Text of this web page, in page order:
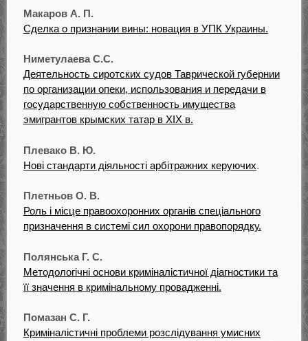
Макаров А. П.
Сделка о признании вины: новация в УПК Украины.
Ниметулаева С.С.
Деятельность сиротских судов Таврической губернии
по организации опеки, использования и передачи в
государственную собственность имущества
эмигрантов крымских татар в XIX в.
Плевако В. Ю.
Нові стандарти діяльності арбітражних керуючих.
Плетньов О. В.
Роль і місце правоохоронних органів спеціального
призначення в системі сил охорони правопорядку.
Полянська Г. С.
Методологічні основи криміналістичної діагностики та
її значення в кримінальному провадженні.
Помазан С. Г.
Криміналістичні проблеми розслідування умисних